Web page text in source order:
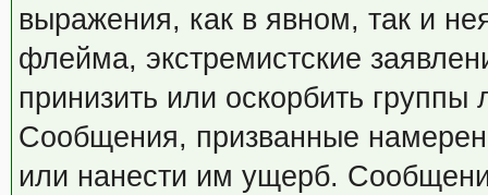
выражения, как в явном, так и
флейма, экстремистские
принизить или оскорбить
Сообщения, призванные
или нанести им ущерб.